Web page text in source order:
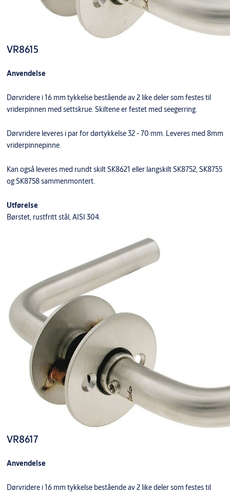
VR8615
Anvendelse
Dørvridere i 16 mm tykkelse bestående av 2 like deler som festes til
vriderpinnen med settskrue. Skiltene er festet med seegerring.
Dørvridere leveres i par for dørtykkelse 32 - 70 mm. Leveres med 8mm
vriderpinnepinne.
Kan også leveres med rundt skilt SK8621 eller langskilt SK8752, SK8755
og SK8758 sammenmontert.
Utførelse
Børstet, rustfritt stål, AISI 304.
VR8617
Anvendelse
Dørvridere i 16 mm tykkelse bestående av 2 like deler som festes til